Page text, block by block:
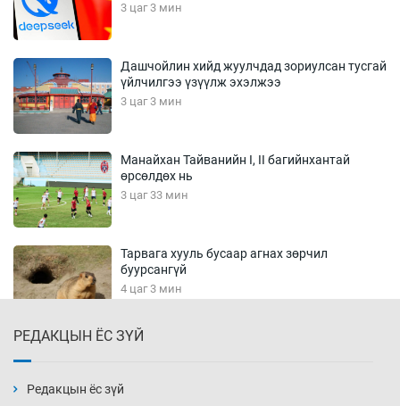
3 цаг 3 мин
Дашчойлин хийд жуулчдад зориулсан тусгай
үйлчилгээ үзүүлж эхэлжээ
3 цаг 3 мин
Манайхан Тайванийн I, II багийнхантай
өрсөлдөх нь
3 цаг 33 мин
Тарвага хууль бусаар агнах зөрчил
буурсангүй
4 цаг 3 мин
4 цаг 33 мин
РЕДАКЦЫН ЁС ЗҮЙ
Редакцын ёс зүй